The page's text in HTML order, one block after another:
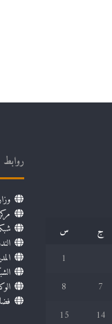
ج
س
1
7
8
14
15